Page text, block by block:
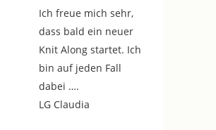
Ich freue mich sehr,
dass bald ein neuer
Knit Along startet. Ich
bin auf jeden Fall
dabei ….
LG Claudia